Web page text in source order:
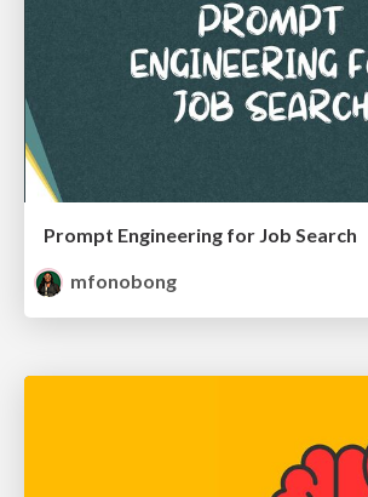
Prompt Engineering for Job Search
mfonobong